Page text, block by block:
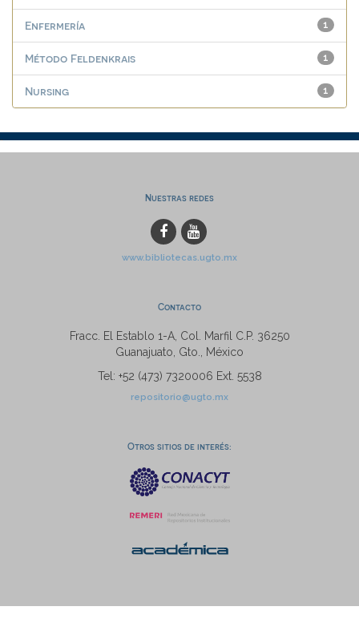
1
Enfermería
1
Método Feldenkrais
1
Nursing
Nuestras redes
www.bibliotecas.ugto.mx
Contacto
Fracc. El Establo 1-A, Col. Marfil C.P. 36250
Guanajuato, Gto., México
Tel: +52 (473) 7320006 Ext. 5538
repositorio@ugto.mx
Otros sitios de interés: